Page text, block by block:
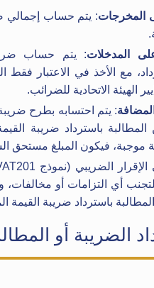
المخرجات: يتم حساب إجمالي
المدخلات: يتم حساب
مع الأخذ في الاعتبار فقط
الهيئة الاتحادية للضرائب.
: يتم احتسابه بطرح
باسترداد ضريبة
موجبة، فيكون المبلغ مستحق
أي التزامات أو
باسترداد ضريبة القيمة